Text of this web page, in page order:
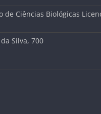
de Ciências Biológicas
Silva, 700